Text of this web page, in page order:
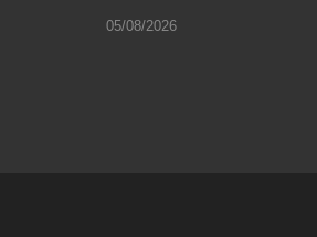
05/08/2026